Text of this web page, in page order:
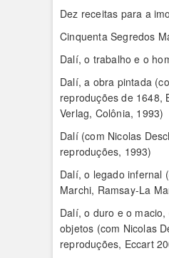
Dez receitas para a
Cinquenta Segredos
Dalí, o trabalho e o
Dalí, a obra pintada
reproduções de 1648,
Verlag, Colônia, 1993)
Dalí (com Nicolas
reproduções, 1993)
Dalí, o legado infernal
Marchi, Ramsay-La
Dalí, o duro e o
objetos (com Nicolas
reproduções, Eccart